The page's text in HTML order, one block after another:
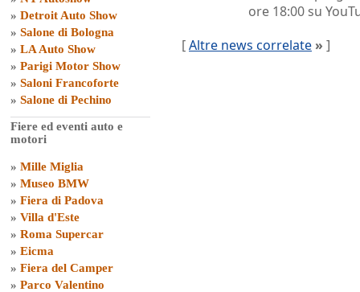
» Detroit Auto Show
» Salone di Bologna
» LA Auto Show
» Parigi Motor Show
» Saloni Francoforte
» Salone di Pechino
Fiere ed eventi auto e
motori
» Mille Miglia
» Museo BMW
» Fiera di Padova
» Villa d'Este
» Roma Supercar
» Eicma
» Fiera del Camper
» Parco Valentino
ore 18:00 su
[Altre news correlate » ]